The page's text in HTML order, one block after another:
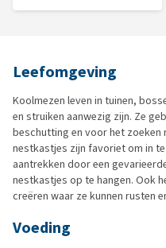
Leefomgeving
Koolmezen leven in tuinen,
en struiken aanwezig zijn. Ze
beschutting en voor het zoeken
nestkastjes zijn favoriet om in
aantrekken door een
nestkastjes op te hangen. Ook
creëren waar ze kunnen rusten
Voeding